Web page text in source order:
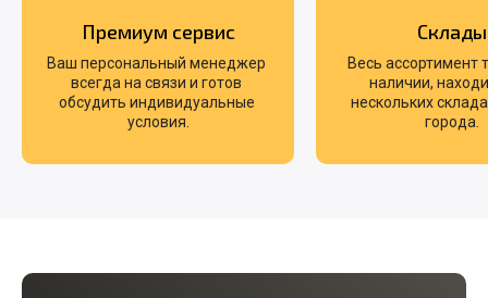
Премиум сервис
Ваш персональный менеджер
всегда на связи и готов
обсудить индивидуальные
условия.
Склады
Весь ассортимент
наличии,
нескольких
города.